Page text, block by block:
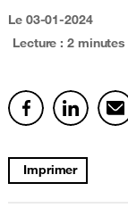
Le 03-01-2024
Lecture : 2 minutes
Imprimer